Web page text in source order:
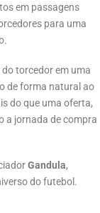
em passagens
para uma
torcedor em uma
de forma natural ao
do que uma oferta,
a jornada de compra
Gandula,
do futebol.